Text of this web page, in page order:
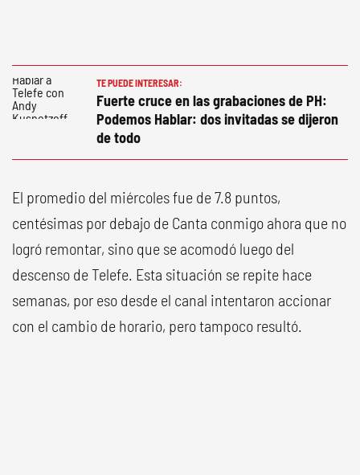
TE PUEDE INTERESAR:
Fuerte cruce en las grabaciones de PH:
Podemos Hablar: dos invitadas se dijeron
de todo
El promedio del miércoles fue de 7.8 puntos,
centésimas por debajo de Canta conmigo ahora que no
logró remontar, sino que se acomodó luego del
descenso de Telefe. Esta situación se repite hace
semanas, por eso desde el canal intentaron accionar
con el cambio de horario, pero tampoco resultó.